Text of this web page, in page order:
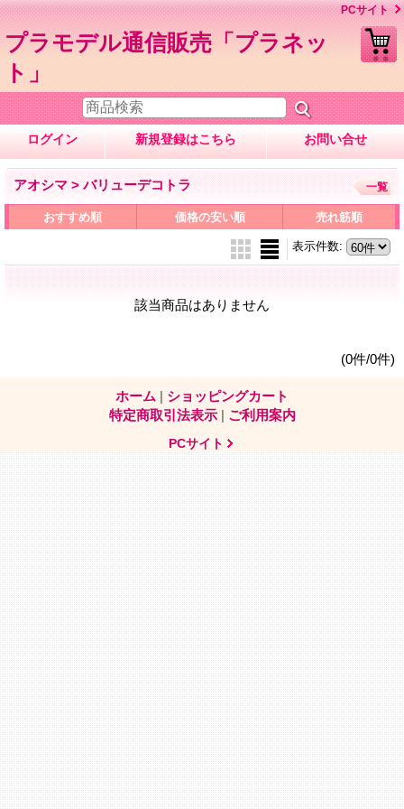
PCサイト
プラモデル通信販売「プラネッ
ト」
ログイン 新規登録はこちら お問い合せ
アオシマ > バリューデコトラ 一覧
おすすめ順 価格の安い順 売れ筋順
表示件数:
該当商品はありません
(0件/0件)
ホーム | ショッピングカート
特定商取引法表示 | ご利用案内
PCサイト